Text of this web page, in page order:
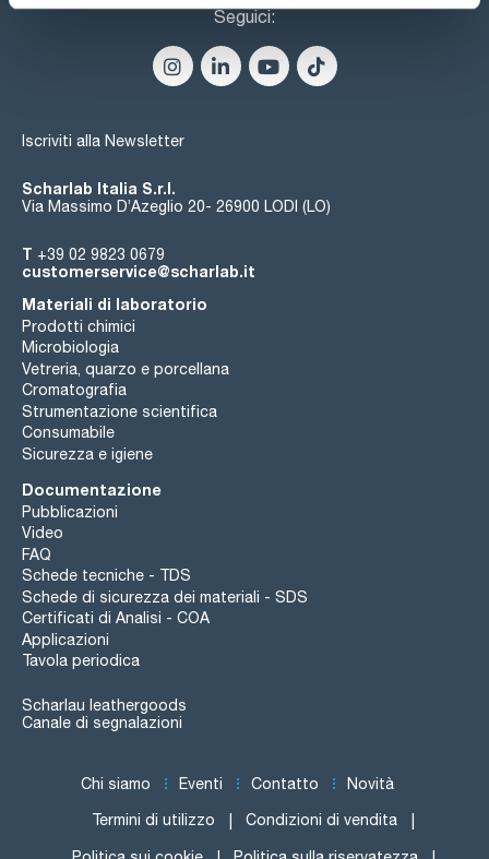
Seguici:
Iscriviti alla Newsletter
Scharlab Italia S.r.l.
Via Massimo D’Azeglio 20- 26900 LODI (LO)
T +39 02 9823 0679
customerservice@scharlab.it
Materiali di laboratorio
Prodotti chimici
Microbiologia
Vetreria, quarzo e porcellana
Cromatografia
Strumentazione scientifica
Consumabile
Sicurezza e igiene
Documentazione
Pubblicazioni
Video
FAQ
Schede tecniche - TDS
Schede di sicurezza dei materiali - SDS
Certificati di Analisi - COA
Applicazioni
Tavola periodica
Scharlau leathergoods
Canale di segnalazioni
Chi siamo Eventi Contatto Novità
Termini di utilizzo Condizioni di vendita